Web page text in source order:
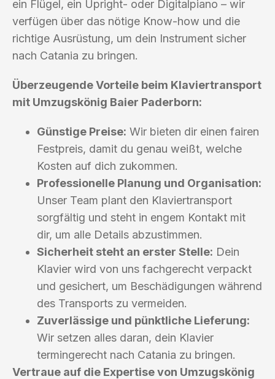
ein Flügel, ein Upright- oder Digitalpiano – wir
verfügen über das nötige Know-how und die
richtige Ausrüstung, um dein Instrument sicher
nach Catania zu bringen.
Überzeugende Vorteile beim Klaviertransport
mit Umzugskönig Baier Paderborn:
Günstige Preise: Wir bieten dir einen fairen
Festpreis, damit du genau weißt, welche
Kosten auf dich zukommen.
Professionelle Planung und Organisation:
Unser Team plant den Klaviertransport
sorgfältig und steht in engem Kontakt mit
dir, um alle Details abzustimmen.
Sicherheit steht an erster Stelle: Dein
Klavier wird von uns fachgerecht verpackt
und gesichert, um Beschädigungen während
des Transports zu vermeiden.
Zuverlässige und pünktliche Lieferung:
Wir setzen alles daran, dein Klavier
termingerecht nach Catania zu bringen.
Vertraue auf die Expertise von Umzugskönig